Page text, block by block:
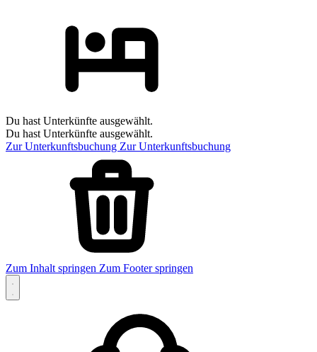
Du hast Unterkünfte ausgewählt.
Du hast Unterkünfte ausgewählt.
Zur Unterkunftsbuchung Zur Unterkunftsbuchung
Zum Inhalt springen Zum Footer springen